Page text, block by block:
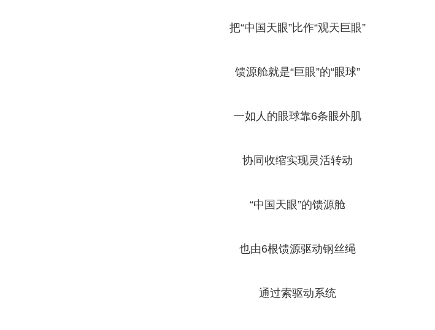
把“中国天眼”比作“观天巨眼”
馈源舱就是“巨眼”的“眼球”
一如人的眼球靠6条眼外肌
协同收缩实现灵活转动
“中国天眼”的馈源舱
也由6根馈源驱动钢丝绳
通过索驱动系统